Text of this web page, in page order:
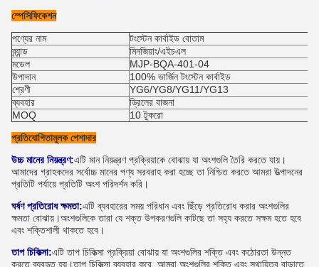
স্পেসিফিকেশন
পণ্যের নাম
টংস্টেন কার্বাইড বোতাম
ব্র্যান্ড
মিনজিয়াং/এইচএল
মডেল
MJP-BQA-401-04
উপাদান
100% ভার্জিন টংস্টেন কার্বাইড
শ্রেণী
YG6/YG8/YG11/YG13
ব্যবহার
ড্রিলের বাজনা
MOQ
10 টুকরো
প্রতিযোগিতামূলক পেশাদার
উচ্চ মানের নিয়ন্ত্রণ:এটি মান নিয়ন্ত্রণ প্রক্রিয়াকে বোঝায় যা অংশগুলি তৈরি করতে যায়।
আমাদের গ্রাহকদের সর্বোচ্চ মানের পণ্য সরবরাহ করা হচ্ছে তা নিশ্চিত করতে আমরা উত্পাদনের
প্রতিটি পর্যায়ে প্রতিটি অংশ পরিদর্শন করি।
ঘর্ষণ প্রতিরোধ ক্ষমতা:এটি ব্যবহারের সময় পরিধান এবং ছিঁড়ে প্রতিরোধ করার অংশগুলির
ক্ষমতা বোঝায়।অংশগুলিকে তারা যে শক্ত উপকরণগুলি কাটছে তা সহ্য করতে সক্ষম হতে হবে
এবং শক্তিশালী থাকতে হবে।
তাপ চিকিত্সা:এটি তাপ চিকিত্সা প্রক্রিয়া বোঝায় যা অংশগুলির শক্তি এবং কঠোরতা উন্নত
করতে ব্যবহৃত হয়।তাপ চিকিত্সা ব্যবহার করে, আমরা অংশগুলির শক্তি এবং স্থায়িত্ব বাড়াতে